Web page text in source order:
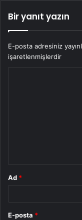
Bir yanıt yazın
E-posta adresiniz
işaretlenmişlerdir
Ad *
E-posta *